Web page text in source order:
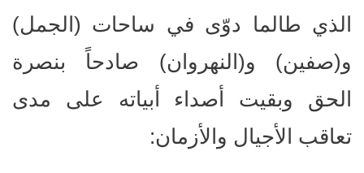
الذي طالما دوّى في ساحات (الجمل)
و(صفين) و(النهروان) صادحاً بنصرة
الحق وبقيت أصداء أبياته على مدى
تعاقب الأجيال والأزمان: